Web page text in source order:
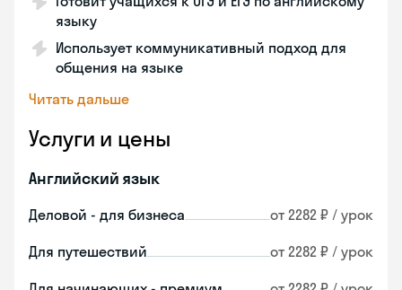
языку
Использует коммуникативный подход для
общения на языке
Читать дальше
Услуги и цены
Английский язык
Деловой - для бизнеса от 2282 ₽ / урок
Для путешествий от 2282 ₽ / урок